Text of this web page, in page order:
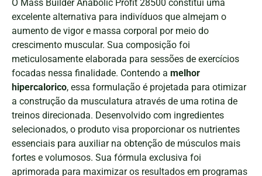
O Mass Builder Anabolic Profit 28500 constitui uma
excelente alternativa para indivíduos que almejam o
aumento de vigor e massa corporal por meio do
crescimento muscular. Sua composição foi
meticulosamente elaborada para sessões de exercícios
focadas nessa finalidade. Contendo a melhor
hipercalorico, essa formulação é projetada para otimizar
a construção da musculatura através de uma rotina de
treinos direcionada. Desenvolvido com ingredientes
selecionados, o produto visa proporcionar os nutrientes
essenciais para auxiliar na obtenção de músculos mais
fortes e volumosos. Sua fórmula exclusiva foi
aprimorada para maximizar os resultados em programas